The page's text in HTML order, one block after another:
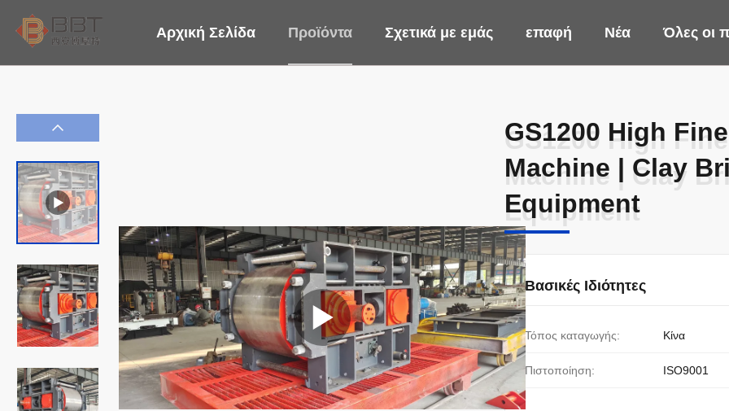
Αρχική Σελίδα Προϊόντα Σχετικά με εμάς επαφή Νέα Όλες οι
GS1200 High
Machine | Clay
Equipment
GS1200 High
Machine | Clay
Equipment
Βασικές Ιδιότητες
Τόπος καταγωγής: Κίνα
Πιστοποίηση: ISO9001